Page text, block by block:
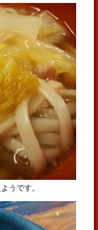
うです。